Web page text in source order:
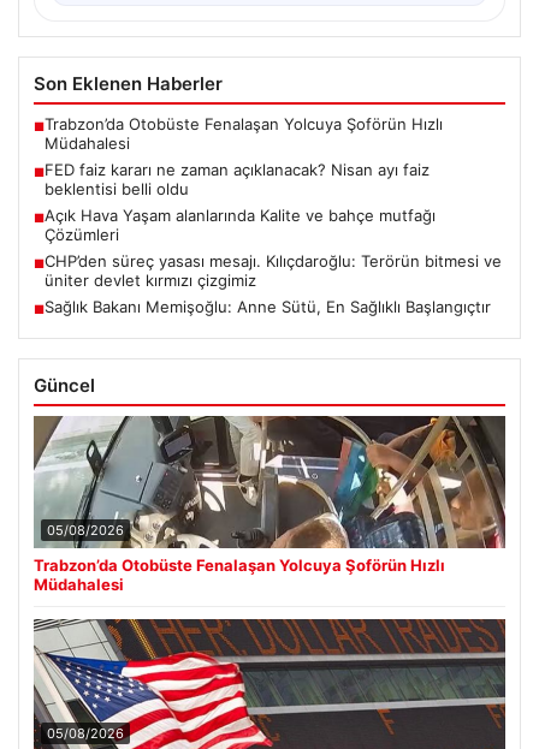
Son Eklenen Haberler
■Trabzon’da Otobüste Fenalaşan Yolcuya Şoförün Hızlı
Müdahalesi
■FED faiz kararı ne zaman açıklanacak? Nisan ayı faiz
beklentisi belli oldu
■Açık Hava Yaşam alanlarında Kalite ve bahçe mutfağı
Çözümleri
■CHP’den süreç yasası mesajı. Kılıçdaroğlu: Terörün bitmesi ve
üniter devlet kırmızı çizgimiz
■Sağlık Bakanı Memişoğlu: Anne Sütü, En Sağlıklı Başlangıçtır
Güncel
05/08/2026
Trabzon’da Otobüste Fenalaşan Yolcuya Şoförün Hızlı
Müdahalesi
05/08/2026